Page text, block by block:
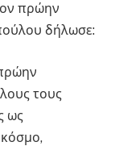
πρώην
δήλωσε:
τους
ως